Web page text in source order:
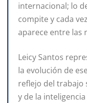
internacional; lo
compite y cada
aparece entre las
Leicy Santos
la evolución de
reflejo del trabajo
y de la